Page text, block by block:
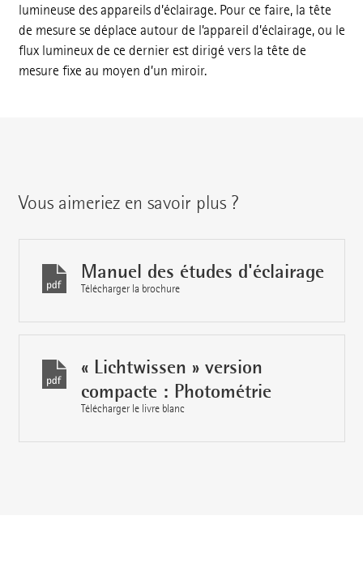
lumineuse des appareils d’éclairage. Pour ce faire, la tête
de mesure se déplace autour de l’appareil d’éclairage, ou le
flux lumineux de ce dernier est dirigé vers la tête de
mesure fixe au moyen d’un miroir.
Vous aimeriez en savoir plus ?
Manuel des études d'éclairage
Télécharger la brochure
« Lichtwissen » version
compacte : Photométrie
Télécharger le livre blanc